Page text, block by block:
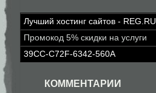
Лучший хостинг сайтов - REG.RU
Промокод 5% скидки на услуги
39CC-C72F-6342-560A
КОММЕНТАРИИ